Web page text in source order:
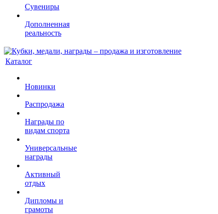
Сувениры
Дополненная
реальность
Каталог
Новинки
Распродажа
Награды по
видам спорта
Универсальные
награды
Активный
отдых
Дипломы и
грамоты